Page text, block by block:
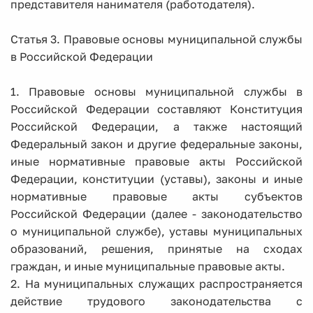
представителя нанимателя (работодателя).
Статья 3. Правовые основы муниципальной службы
в Российской Федерации
1. Правовые основы муниципальной службы в
Российской Федерации составляют Конституция
Российской Федерации, а также настоящий
Федеральный закон и другие федеральные законы,
иные нормативные правовые акты Российской
Федерации, конституции (уставы), законы и иные
нормативные правовые акты субъектов
Российской Федерации (далее - законодательство
о муниципальной службе), уставы муниципальных
образований, решения, принятые на сходах
граждан, и иные муниципальные правовые акты.
2. На муниципальных служащих распространяется
действие трудового законодательства с